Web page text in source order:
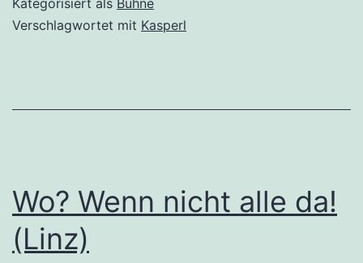
Kategorisiert als Bühne
Verschlagwortet mit Kasperl
Wo? Wenn nicht alle da!
(Linz)